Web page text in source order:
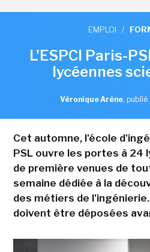
EMPLOI /
L'ESPCI Paris-
lycéennes
Véronique Arène, publié
Cet automne, l'école
PSL ouvre les portes à 24
de première venues de
semaine dédiée à la
des métiers de
doivent être déposées